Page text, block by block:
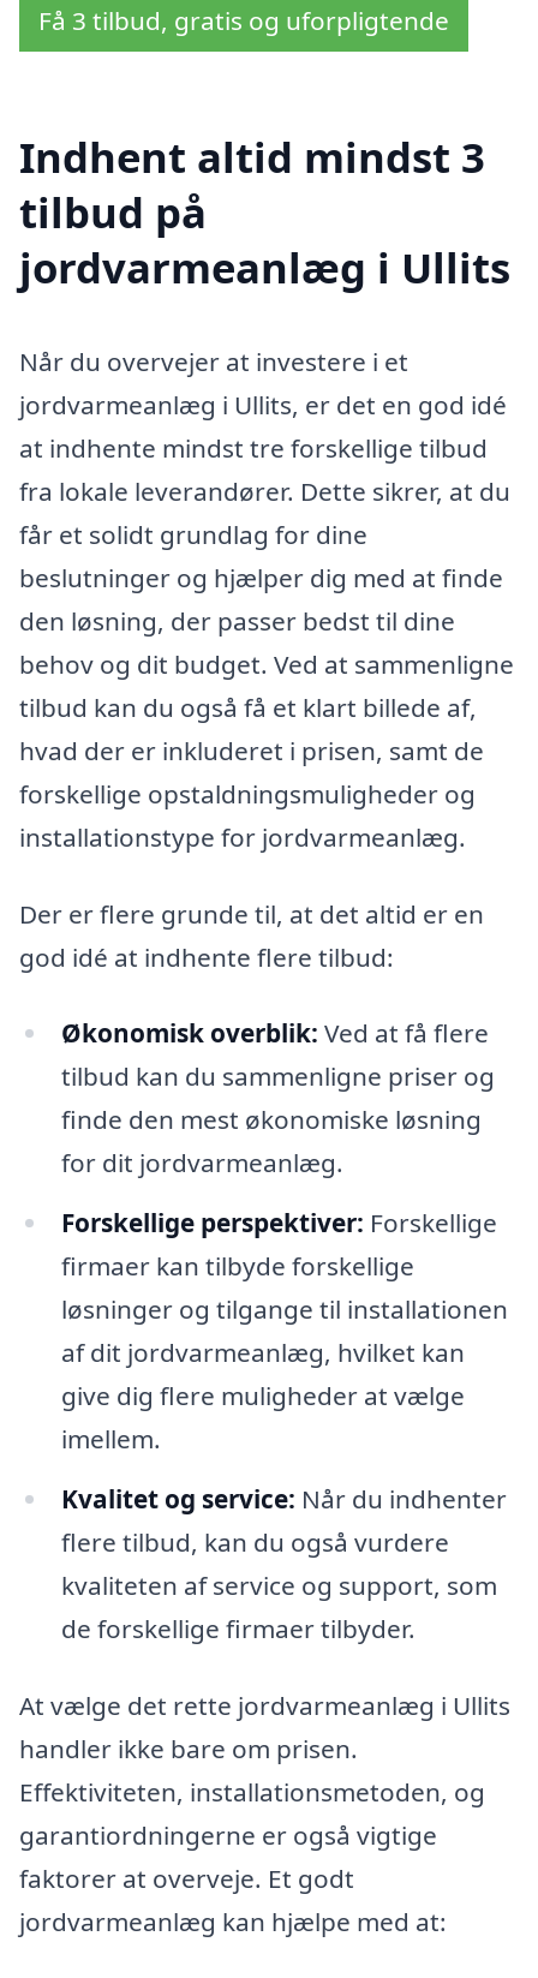
Få 3 tilbud, gratis og uforpligtende
Indhent altid mindst 3
tilbud på
jordvarmeanlæg i Ullits
Når du overvejer at investere i et
jordvarmeanlæg i Ullits, er det en god idé
at indhente mindst tre forskellige tilbud
fra lokale leverandører. Dette sikrer, at du
får et solidt grundlag for dine
beslutninger og hjælper dig med at finde
den løsning, der passer bedst til dine
behov og dit budget. Ved at sammenligne
tilbud kan du også få et klart billede af,
hvad der er inkluderet i prisen, samt de
forskellige opstaldningsmuligheder og
installationstype for jordvarmeanlæg.
Der er flere grunde til, at det altid er en
god idé at indhente flere tilbud:
Økonomisk overblik: Ved at få flere
tilbud kan du sammenligne priser og
finde den mest økonomiske løsning
for dit jordvarmeanlæg.
Forskellige perspektiver: Forskellige
firmaer kan tilbyde forskellige
løsninger og tilgange til installationen
af dit jordvarmeanlæg, hvilket kan
give dig flere muligheder at vælge
imellem.
Kvalitet og service: Når du indhenter
flere tilbud, kan du også vurdere
kvaliteten af service og support, som
de forskellige firmaer tilbyder.
At vælge det rette jordvarmeanlæg i Ullits
handler ikke bare om prisen.
Effektiviteten, installationsmetoden, og
garantiordningerne er også vigtige
faktorer at overveje. Et godt
jordvarmeanlæg kan hjælpe med at: